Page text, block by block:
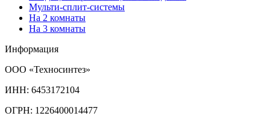
Мульти-сплит-системы
На 2 комнаты
На 3 комнаты
Информация
ООО «Техносинтез»
ИНН: 6453172104
ОГРН: 1226400014477